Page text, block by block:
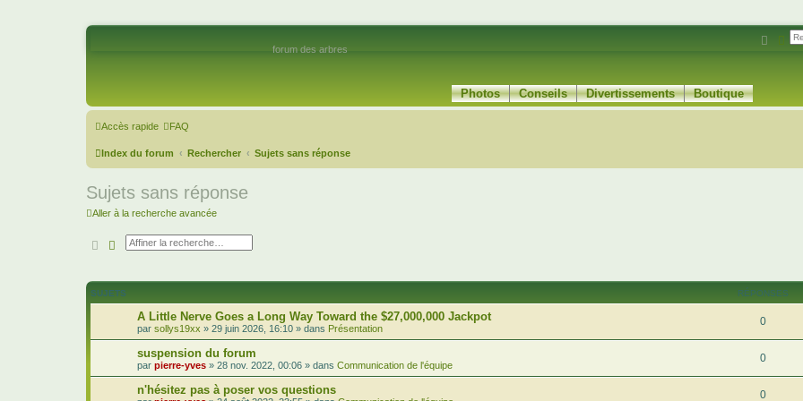
forum des arbres
Photos Conseils Divertissements Boutique
Accès rapide FAQ
Index du forum Rechercher Sujets sans réponse
Sujets sans réponse
Aller à la recherche avancée
Rechercher
Recherche avancée
SUJETS RÉPONSES
A Little Nerve Goes a Long Way Toward the $27,000,000 Jackpot
par sollys19xx » 29 juin 2026, 16:10 » dans Présentation
0
suspension du forum
par pierre-yves » 28 nov. 2022, 00:06 » dans Communication de l'équipe
0
n'hésitez pas à poser vos questions 0